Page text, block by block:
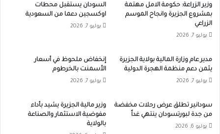
وزير الزراعة: حكومة الامل مهتمة
بمشروع الجزيرة وانجاح الموسم
الزراعي
يوليو 7, 2026
السودان يستقبل محطات
اوكسجين دعما من السعودية
يوليو 7, 2026
مدير عام وزارة المالية بولاية الجزيرة
يثمن دعم منظمة الهجرة الدولية
يوليو 7, 2026
إنخفاض ملحوظ في أسعار
الأسمنت بالخرطوم
يوليو 7, 2026
سودانير تطلق عرض رحلات مخفضة
من جدة لبورتسودان ينتهي غداً
يوليو 6, 2026
وزير مالية الجزيرة يشيد بأداء
مفوضية الاستثمار والصناعة
بالولاية